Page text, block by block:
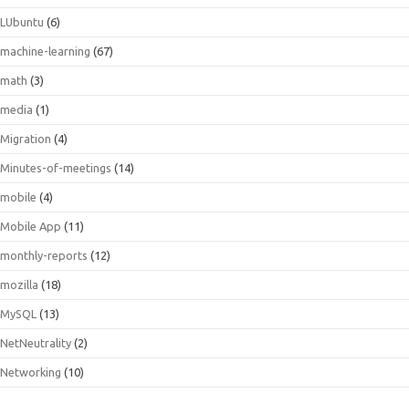
LUbuntu (6)
machine-learning (67)
math (3)
media (1)
Migration (4)
Minutes-of-meetings (14)
mobile (4)
Mobile App (11)
monthly-reports (12)
mozilla (18)
MySQL (13)
NetNeutrality (2)
Networking (10)